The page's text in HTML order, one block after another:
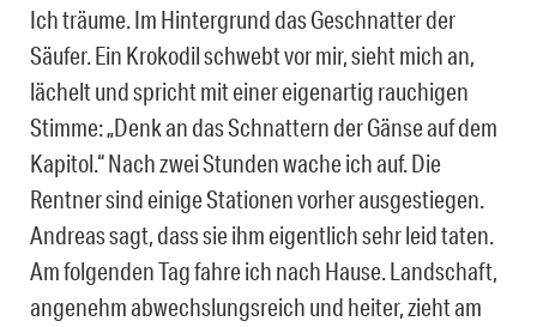
Ich träume. Im Hintergrund das Geschnatter der
Säufer. Ein Krokodil schwebt vor mir, sieht mich an,
lächelt und spricht mit einer eigenartig rauchigen
Stimme: „Denk an das Schnattern der Gänse auf dem
Kapitol.“ Nach zwei Stunden wache ich auf. Die
Rentner sind einige Stationen vorher ausgestiegen.
Andreas sagt, dass sie ihm eigentlich sehr leid taten.
Am folgenden Tag fahre ich nach Hause. Landschaft,
angenehm abwechslungsreich und heiter, zieht am